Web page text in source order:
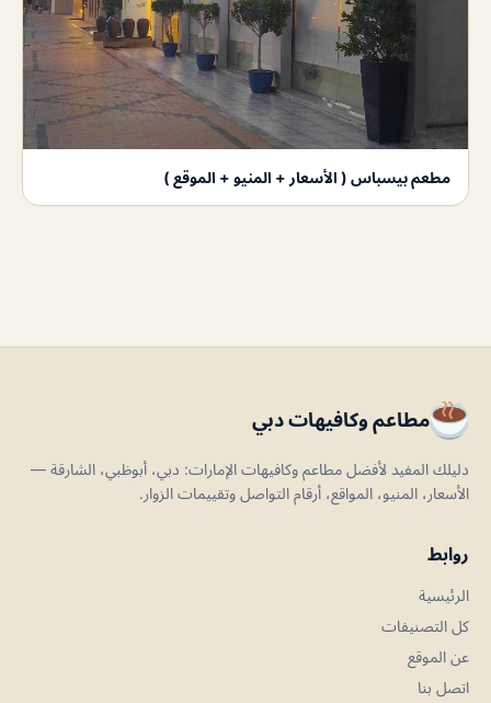
مطعم بيسباس ( الأسعار + المنيو + الموقع )
مطاعم وكافيهات دبي
دليلك المفيد لأفضل مطاعم وكافيهات الإمارات: دبي، أبوظبي، الشارقة —
الأسعار، المنيو، المواقع، أرقام التواصل وتقييمات الزوار.
روابط
الرئيسية
كل التصنيفات
عن الموقع
اتصل بنا